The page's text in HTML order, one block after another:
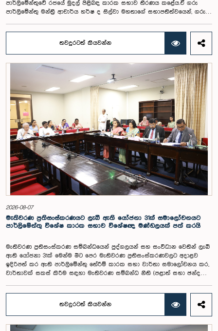
පාර්ලිමේන්තුවේ රජයේ මුදල් පිළිබඳ කාරක සභාව තීරණය කළේය.ඒ ගරු
පාර්ලිමේන්තු මන්ත්‍රී ආචාර්ය හර්ෂ ද සිල්වා මහතාගේ සභාපතිත්වයෙන්, ගරු
බස්නායක, එම්.කේ.එම්. අස්ලම්, තිලිණ සමරකෝන් සහ චම්පික හෙට්ටිආරච්චි
යන මහත්ම මහත්මීන්ගේ සහභාගීත්වයෙන් මෙම කාරක සභාව
පාර්ලිමේන්තුවේදී පසුගියදා (04) රැස්වූ අවස්ථාවේදීය. ශ්‍රී ලංකා ප්‍රජාතාන්ත්‍රික
සමාජවාදී ජනරජයේ ආණ්ඩුක්‍රම ව්‍යවස්ථාවේ 153(2) ව්‍යවස්ථාව ප්‍රකාරව
විගණකාධිපති ධුරයේ වැටුප් සම්බන්ධයෙන් අදාළ යෝජනාව කාරක සභාවේ
අවධානයට යොමු කර තිබිණි.එහිදී විගණකාධිපතිවරියගේ වගකීම්, රාජ්‍ය මූල්‍ය
අධීක්ෂණය හා විගණන ක්ෂේත්‍රයේ ස්වාධීනත්වය ඇතුළු කරුණු සැලකිල්ලට
ගනිමින් වැටුප් මට්ටම පිළිබඳව කාරක සභා සභාපතිවරයා ඇතුළු මන්ත්‍රීවරුන්
විසින් අදහස් හා යෝජනා ඉදිරිපත් කරන ලදී. ආණ්ඩුක්‍රම ව්‍යස්ථාවේ 170 වෙනි
ව්‍යවස්ථාව ප්‍රකාරව විගණකාධිපති රාජ්‍ය සේවකයකු නොවන බවත් පවත්නා
රාජ්‍ය වැටුප් පරිමාණයෙන් බැහැරව විගණකාධිපතිවරයාගේ වැටුප සඳහා
විශේෂ සැලකිල්ලක් යොමු කළ හැකි බවත් මෙහිදි වැඩිදුරටත් අදහස් දක්වමින්
කාරක සභාව පවසා සිටියේය. යොජිත වැටුප, මීට පෙර සිටි
විගණකාධිපතිවරුන්ගේ වැටුප් ද සලකා බලමින් මෙම තිරණයට එළඹුණ බව
නිලධාරීන් විසින් පවසන ලදී. මිට පෙර, එය ජාතික වැටුප් හා සේවක සංඛ්‍යා
කොමිෂන් සභාවෙන් තිරණය කළ ද වර්තමානයේ එවැනි කොමිසමක් නොමැති
බවත් නිලධාරීහු සදහන් කළහ.විගණකාධිපතිවරිය සඳහා යෝජිත වැටුප්
මට්ටම අනුමත කළ ද, එම තනතුරට පැවරී ඇති වගකීම් සහ කාර්යභාරය
සැලකිල්ලට ගනිමින් වැටුප තවදුරටත් ඉහළ මට්ටමක පැවතිය යුතු බවට කාරක
සභා සභාපතිවරයා ඇතුළු මන්ත්‍රීවරුන්ගේ අදහස විය. ඒ අනුව, අදාළ වැටුප්
මට්ටම සම්බන්ධයෙන් ඉදිරියේදී තවදුරටත් අවධානය යොමු කර අවශ්‍ය තීරණ
ගැනීමේ අවශ්‍යතාව ද කාරක සභාවේදී පෙන්වා දුන් අතර ස්ථිර සහ ස්වධින
වැටුප් හා සේවක සංඛ්‍යා කොමිෂන් සභාවක් ස්ථාපිත කරන ලෙස කාරක
තවදුරටත් කියවන්න
2026-08-07
මැතිවරණ ප්‍රතිසංස්කරණයට ලැබී ඇති යෝජනා 31ක් සමාලෝචනයට
පාර්ලිමේන්තු විශේෂ කාරක සභාව විශේෂඥ මණ්ඩලයක් පත් කරයි
මැතිවරණ ප්‍රතිසංස්කරණ සම්බන්ධයෙන් පුද්ගලයන් සහ සංවිධාන වෙතින් ලැබී
ඇති යෝජනා 31ක් මෙන්ම මීට පෙර මැතිවරණ ප්‍රතිසංස්කරණවලට අදාළව
ඉදිරිපත් කර ඇති පාර්ලිමේන්තු තේරීම් කාරක සභා වාර්තා සමාලෝචනය කර,
වාර්තාවක් සකස් කිරීම සඳහා මැතිවරණ සම්බන්ධ නීති (පළාත් සභා ඡන්ද
කාරක සභාව රාජ්‍ය පරිපාලන, පළාත් සභා සහ පළාත් පාලන ගරු අමාත්‍ය
මහාචාර්ය ඒ.එච්.එම්.එච්. අබයරත්න මහතාගේ සභාපතිත්වයෙන්
පාර්ලිමේන්තුවේදී පසුගියදා රැස් වූ අවස්ථාවේදීය.එහිදී 2004, 2007 සහ 2022
තවදුරටත් කියවන්න